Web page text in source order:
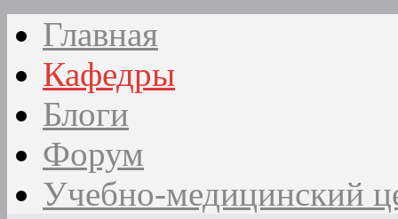
Главная
Кафедры
Блоги
Форум
Учебно-медицинский